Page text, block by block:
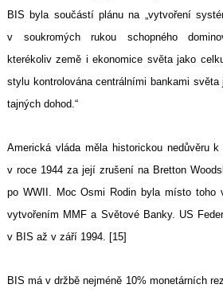
BIS byla součástí plánu na „vytvoření
v soukromých rukou schopného
kterékoliv země i ekonomice světa jako
stylu kontrolována centrálními bankami
tajných dohod.“
Americká vláda měla historickou nedůvěru
v roce 1944 za její zrušení na Bretton
po WWII. Moc Osmi Rodin byla místo toho
vytvořením MMF a Světové Banky. US
v BIS až v září 1994. [15]
BIS má v držbě nejméně 10% monetárních